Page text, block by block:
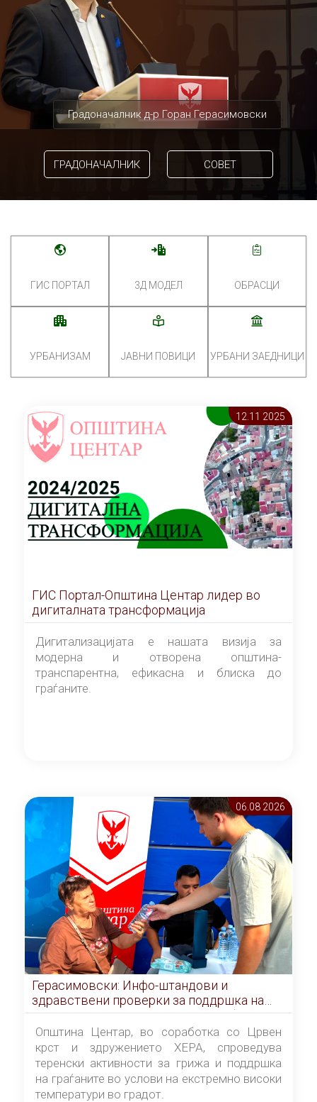
Градоначалник д-р Горан Герасимовски
ГРАДОНАЧАЛНИК СОВЕТ
ГИС ПОРТАЛ 3Д МОДЕЛ ОБРАСЦИ
УРБАНИЗАМ ЈАВНИ ПОВИЦИ УРБАНИ ЗАЕДНИЦИ
12.11 2025
ГИС Портал-Општина Центар лидер во
дигиталната трансформација
Дигитализацијата е нашата визија за
модерна и отворена општина-
транспарентна, ефикасна и блиска до
граѓаните.
06.08 2026
Герасимовски: Инфо-штандови и
здравствени проверки за поддршка на
граѓаните во услови на топлотен бран
Општина Центар, во соработка со Црвен
крст и здружението ХЕРА, спроведува
теренски активности за грижа и поддршка
на граѓаните во услови на екстремно високи
температури во градот.